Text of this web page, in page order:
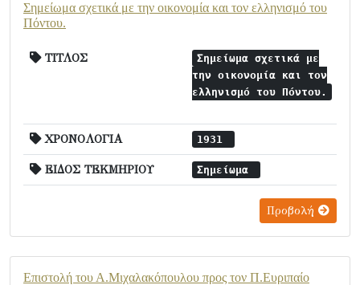
Σημείωμα σχετικά με την οικονομία και τον ελληνισμό του
Πόντου.
ΤΙΤΛΟΣ
Σημείωμα σχετικά με
την οικονομία και τον
ελληνισμό του Πόντου.
ΧΡΟΝΟΛΟΓΙΑ 1931
ΕΙΔΟΣ ΤΕΚΜΗΡΙΟΥ Σημείωμα
Προβολή
Επιστολή του Α.Μιχαλακόπουλου προς τον Π.Ευριπαίο